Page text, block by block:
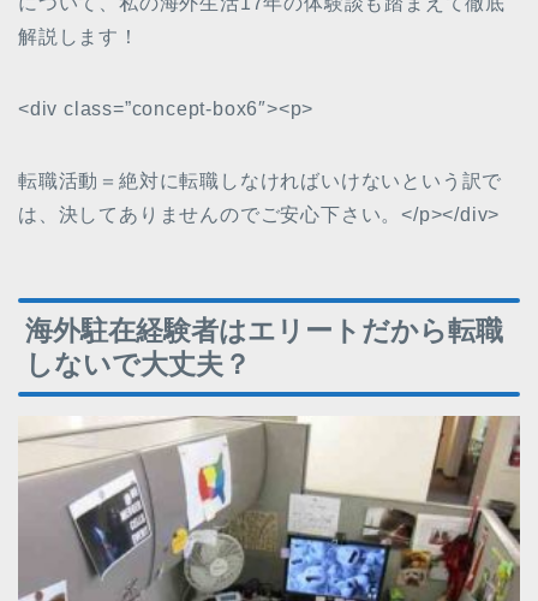
解説します！
<div class=”concept-box6″><p>
転職活動＝絶対に転職しなければいけないという訳で
は、決してありませんのでご安心下さい。</p></div>
海外駐在経験者はエリートだから転職
しないで大丈夫？